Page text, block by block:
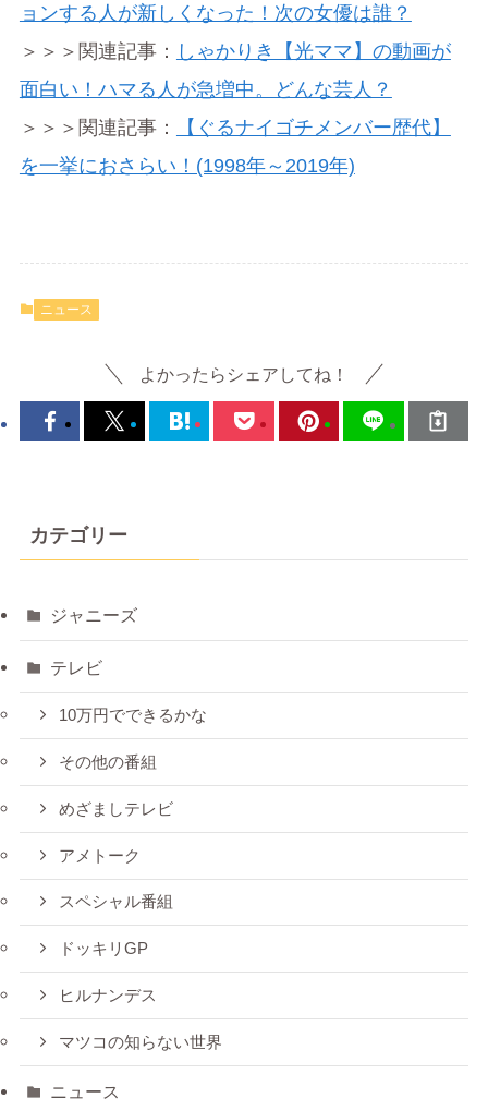
ョンする人が新しくなった！次の女優は誰？
＞＞＞関連記事： しゃかりき【光ママ】の動画が
面白い！ハマる人が急増中。どんな芸人？
＞＞＞関連記事：
【ぐるナイゴチメンバー歴代】
を一挙におさらい！(1998年～2019年)
ニュース
よかったらシェアしてね！
カテゴリー
ジャニーズ
テレビ
10万円でできるかな
その他の番組
めざましテレビ
アメトーク
スペシャル番組
ドッキリGP
ヒルナンデス
マツコの知らない世界
ニュース